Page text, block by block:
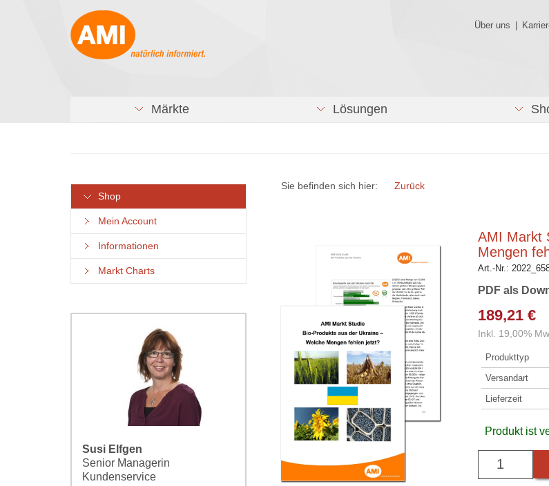
Über uns
Märkte Lösungen
Shop
Mein Account
Informationen
Markt Charts
Susi Elfgen
Senior Managerin
Kundenservice
Sie befinden sich hier: Zurück
AMI Markt
Mengen
Art.-Nr.:
PDF als
189,21 €
Inkl. 19,00%
Produkttyp
Versandart
Lieferzeit
Produkt ist